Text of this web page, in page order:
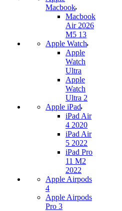
Macbook
Macbook
Air 2026
M5 13
Apple Watch
Apple
Watch
Ultra
Apple
Watch
Ultra 2
Apple iPad
iPad Air
4 2020
iPad Air
5 2022
iPad Pro
11 M2
2022
Apple Airpods
4
Apple Airpods
Pro 3